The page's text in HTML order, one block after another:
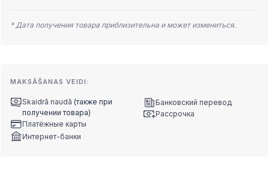
* Дата получения товара приблизительна и может измениться.
MAKSĀŠANAS VEIDI:
Skaidrā naudā (также при
получении товара)
Платёжные карты
Интернет-банки
Банковский перевод
Рассрочка